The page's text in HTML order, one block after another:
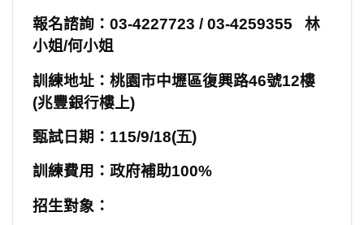
報名諮詢： 03-4227723 / 03-4259355 林
小姐/何小姐
訓練地址：桃園市中壢區復興路46號12樓
(兆豐銀行樓上)
甄試日期： 115/9/18(五)
訓練費用：政府補助100%
招生對象：